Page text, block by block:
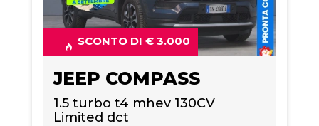
SCONTO DI € 3.000
JEEP COMPASS
1.5 turbo t4 mhev 130CV
Limited dct